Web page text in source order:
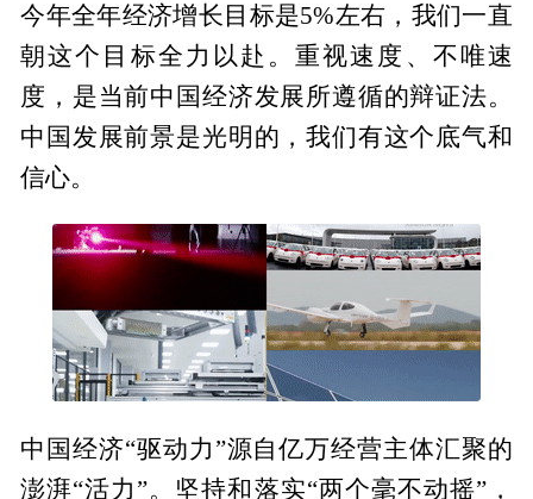
今年全年经济增长目标是5%左右，我们一直
朝这个目标全力以赴。重视速度、不唯速
度，是当前中国经济发展所遵循的辩证法。
中国发展前景是光明的，我们有这个底气和
信心。
中国经济“驱动力”源自亿万经营主体汇聚的
澎湃“活力”。坚持和落实“两个毫不动摇”，